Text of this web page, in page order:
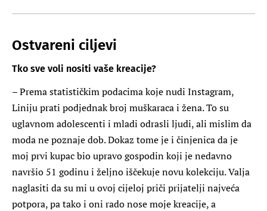
Ostvareni ciljevi
Tko sve voli nositi vaše kreacije?
– Prema statističkim podacima koje nudi Instagram,
Liniju prati podjednak broj muškaraca i žena. To su
uglavnom adolescenti i mladi odrasli ljudi, ali mislim da
moda ne poznaje dob. Dokaz tome je i činjenica da je
moj prvi kupac bio upravo gospodin koji je nedavno
navršio 51 godinu i željno iščekuje novu kolekciju. Valja
naglasiti da su mi u ovoj cijeloj priči prijatelji najveća
potpora, pa tako i oni rado nose moje kreacije, a